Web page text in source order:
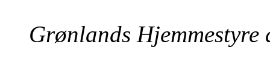
Grønlands Hjemmestyre